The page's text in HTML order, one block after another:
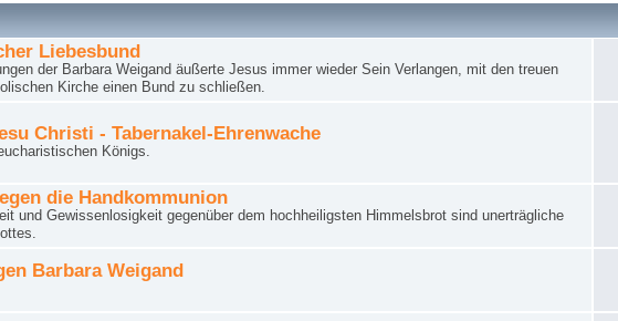
Liebesbund
der Barbara Weigand äußerte Jesus immer wieder Sein Verlangen, mit den treuen
Kirche einen Bund zu schließen.
Christi - Tabernakel-Ehrenwache
Königs.
die Handkommunion
und Gewissenlosigkeit gegenüber dem hochheiligsten Himmelsbrot sind unerträgliche
Barbara Weigand